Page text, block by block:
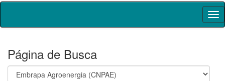
Skip
Página de Busca